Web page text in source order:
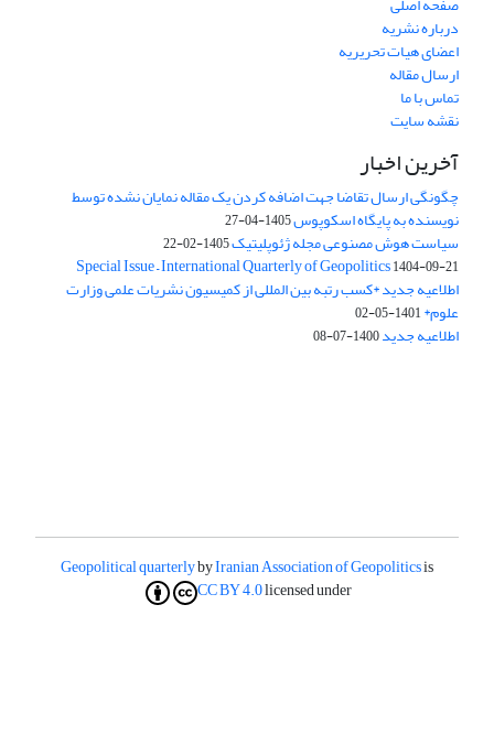
درباره نشریه
اعضای هیات تحریریه
ارسال مقاله
تماس با ما
نقشه سایت
آخرین اخبار
چگونگی ارسال تقاضا جهت اضافه کردن یک مقاله نمایان نشده توسط
نویسنده به پایگاه اسکوپوس1405-04-27
سیاست هوش مصنوعی مجله ژئوپلیتیک1405-02-22
Special Issue – International Quarterly of Geopolitics1404-09-21
اطلاعیه جدید *کسب رتبه بین المللی از کمیسیون نشریات علمی وزارت
علوم*1401-05-02
اطلاعیه جدید1400-07-08
Geopolitical quarterlybyIranian Association of Geopoliticsis
licensed under
CC BY 4.0